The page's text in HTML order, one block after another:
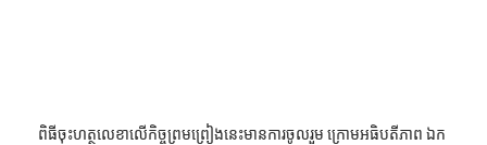
ពិធីចុះហត្ថលេខាលើកិច្ចព្រមព្រៀងនេះមានការចូលរួម ក្រោមអធិបតីភាព ឯក